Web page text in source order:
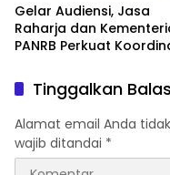
Gelar Audiensi, Jasa
Raharja dan
PANRB Perkuat
dan SWDKLLJ
Tinggalkan
Alamat email Anda
wajib ditandai *